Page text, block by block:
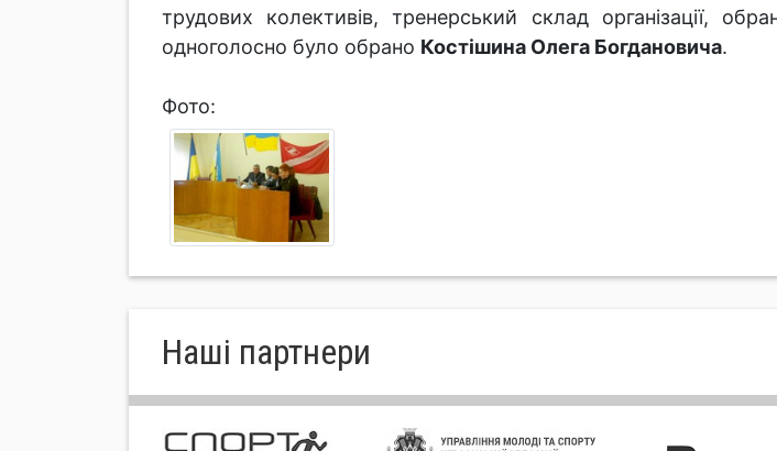
трудових колективів, тренерський склад організації,
одноголосно було обрано Костішина Олега Богдановича.
Фото:
Нашi партнери